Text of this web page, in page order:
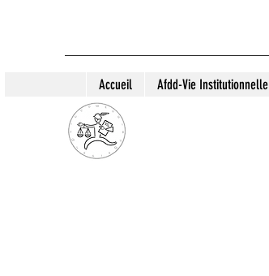
Accueil Afdd-Vie Institutionnelle